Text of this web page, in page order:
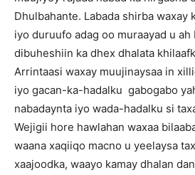
Dhulbahante. Labada shirba waxay
iyo duruufo adag oo muraayad u ah
dibuheshiin ka dhex dhalata
Arrintaasi waxay muujinaysaa in
iyo gacan-ka-hadalku gabogabo
nabadaynta iyo wada-hadalku si
Wejigii hore hawlahan waxaa
waana xaqiiqo macno u yeelaysa
xaajoodka, waayo kamay dhalan